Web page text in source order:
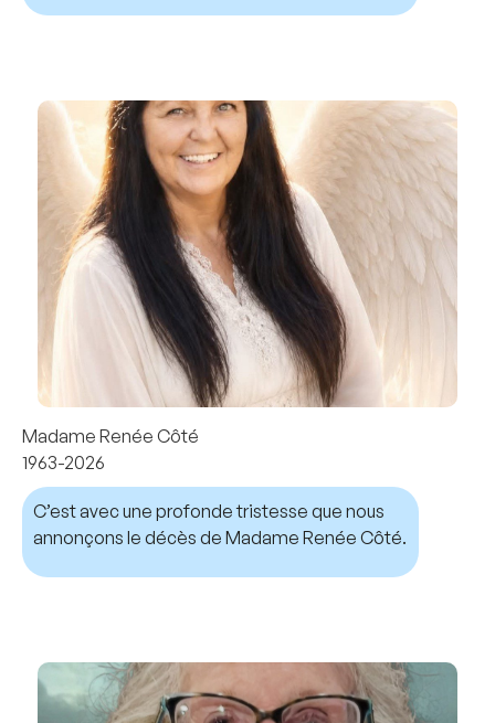
Madame Renée Côté
1963-2026
C’est avec une profonde tristesse que nous
annonçons le décès de Madame Renée Côté.